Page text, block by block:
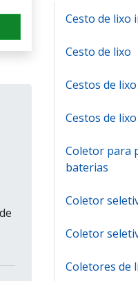
Cesto de lixo
Cesto de lixo
Cestos de
Cestos de
Coletor para
baterias
Coletor
Coletor
Coletores de